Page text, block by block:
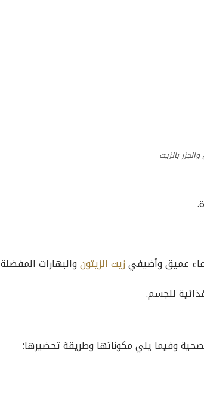
بالزيت
عميق وأضيفيزيت الزيتونوالبهارات المفضلة
للجسم.
وفيما يلي مكوناتها وطريقة تحضيرها: